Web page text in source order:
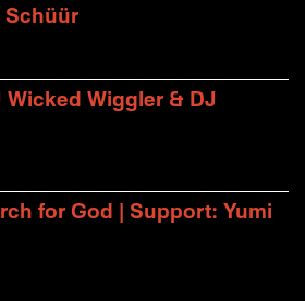
Schüür
Wicked Wiggler & DJ
for God | Support: Yumi